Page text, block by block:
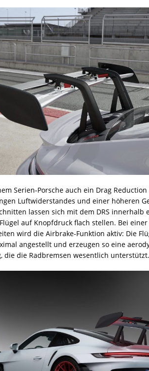
Serien-Porsche auch ein Drag Reduction
Luftwiderstandes und einer höheren
lassen sich mit dem DRS innerhalb
auf Knopfdruck flach stellen. Bei
wird die Airbrake-Funktion aktiv: Die
angestellt und erzeugen so eine
die die Radbremsen wesentlich unterstützt.